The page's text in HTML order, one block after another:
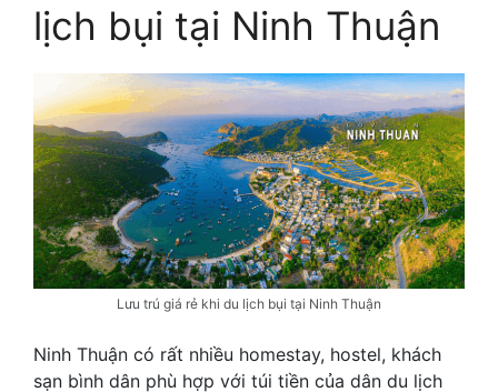
lịch bụi tại Ninh Thuận
Lưu trú giá rẻ khi du lịch bụi tại Ninh Thuận
Ninh Thuận có rất nhiều homestay, hostel, khách
sạn bình dân phù hợp với túi tiền của dân du lịch